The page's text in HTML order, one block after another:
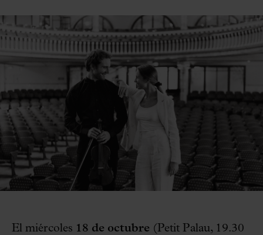
El miércoles 18 de octubre (Petit Palau, 19.30